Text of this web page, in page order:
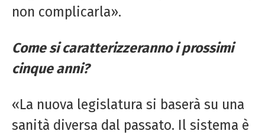
non complicarla».
Come si caratterizzeranno i prossimi
cinque anni?
«La nuova legislatura si baserà su una
sanità diversa dal passato. Il sistema è